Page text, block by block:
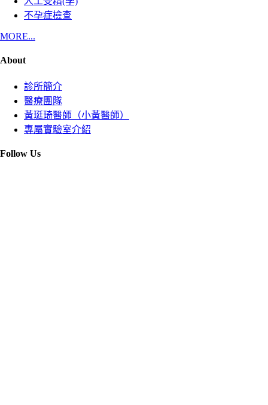
不孕症檢查
MORE...
About
診所簡介
醫療團隊
黃珽琦醫師（小黃醫師）
專屬實驗室介紹
Follow Us